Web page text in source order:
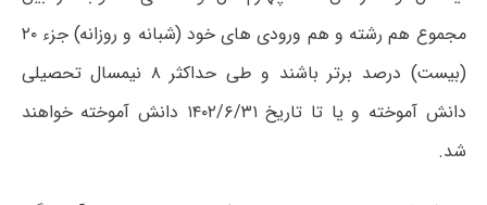
مجموع هم رشته و هم ورودی های خود (شبانه و روزانه) جزء ۲۰
(بیست) درصد برتر باشند و طی حداکثر ۸ نیمسال تحصیلی
دانش آموخته و یا تا تاریخ ۱۴۰۲/۶/۳۱ دانش آموخته خواهند
شد.